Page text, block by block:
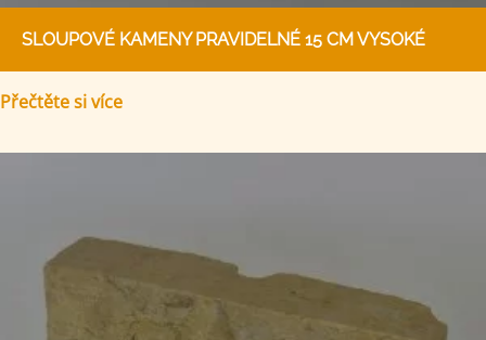
SLOUPOVÉ KAMENY PRAVIDELNÉ 15 CM VYSOKÉ
Přečtěte si více